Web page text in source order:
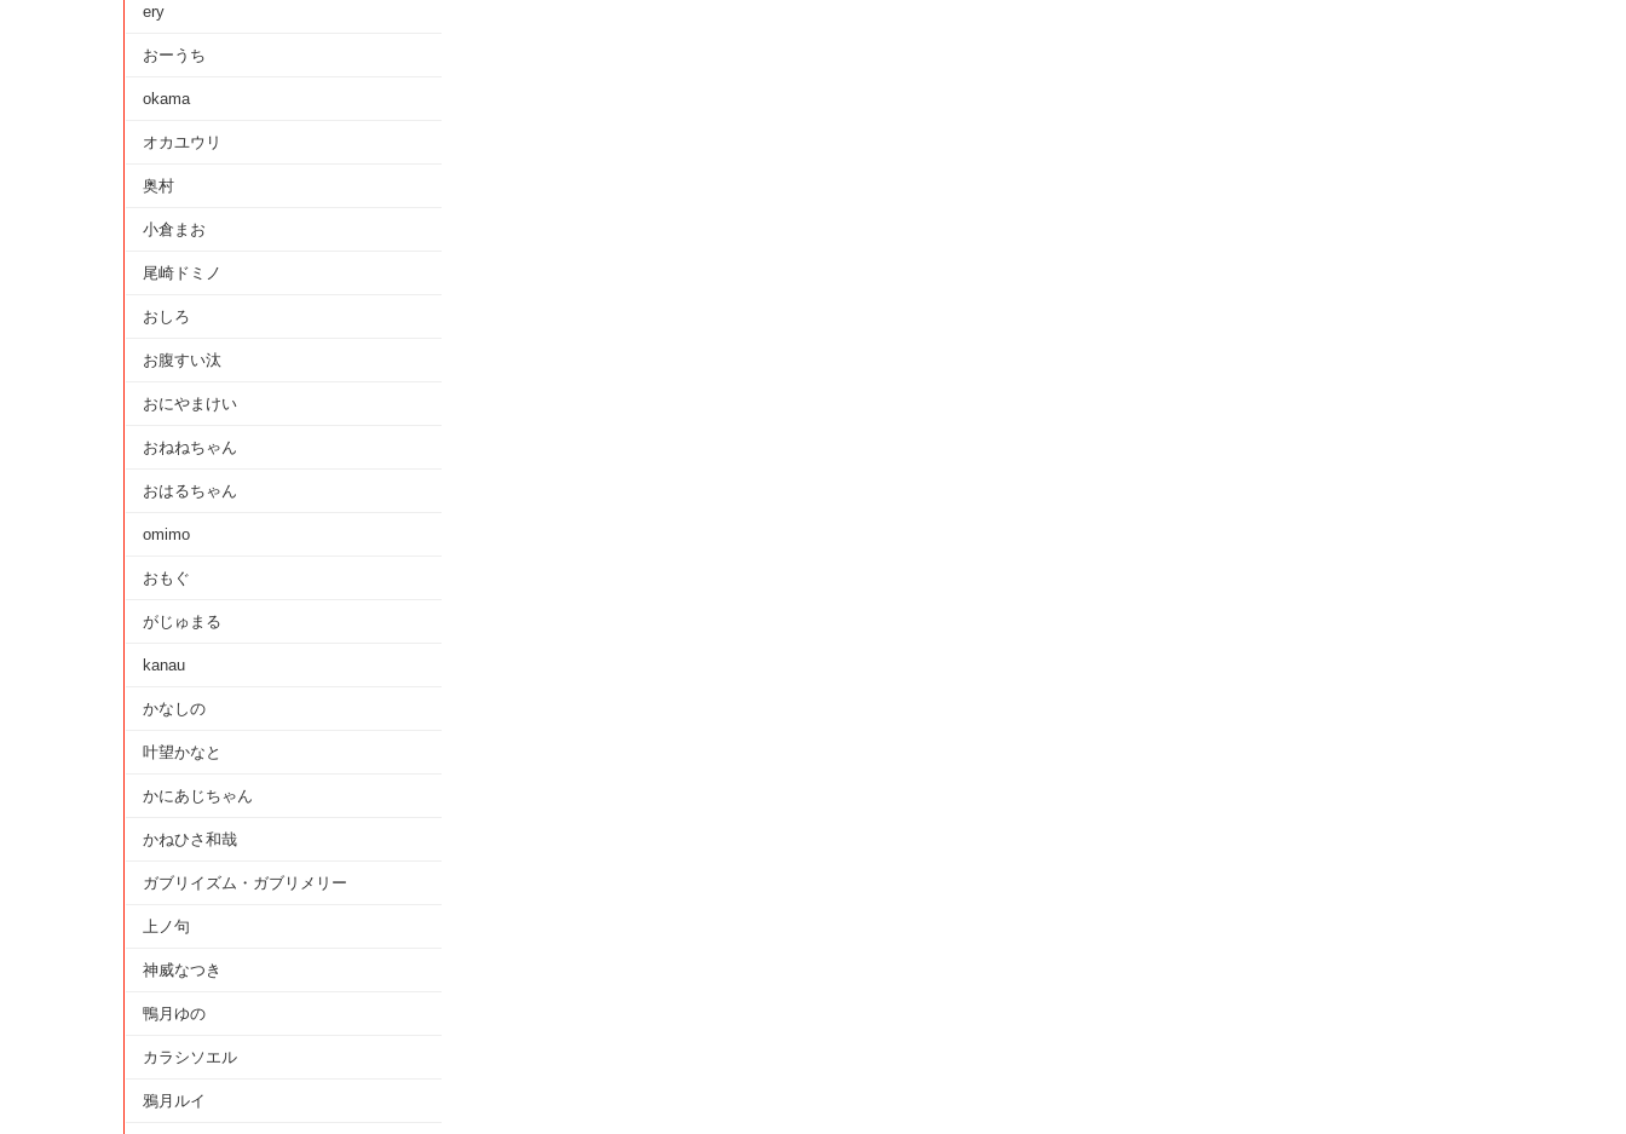
ery
おーうち
okama
オカユウリ
奥村
小倉まお
尾崎ドミノ
おしろ
お腹すい汰
おにやまけい
おねねちゃん
おはるちゃん
omimo
おもぐ
がじゅまる
kanau
かなしの
叶望かなと
かにあじちゃん
かねひさ和哉
ガブリイズム・ガブリメリー
上ノ句
神威なつき
鴨月ゆの
カラシソエル
鴉月ルイ